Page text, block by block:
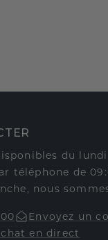
du
téléphone de
nous
Envoyez un
en direct